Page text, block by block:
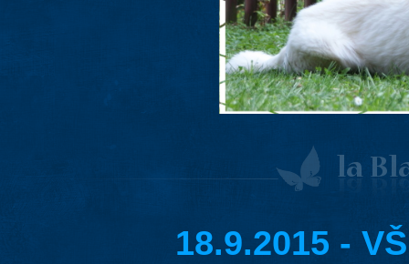
18.9.2015 -